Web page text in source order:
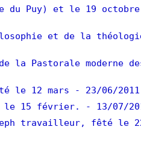
du Puy) et le 19
et de la
la Pastorale moderne
le 12 mars
- 23/06/2011
le 15 février.
- 13/07/
travailleur, fêté le